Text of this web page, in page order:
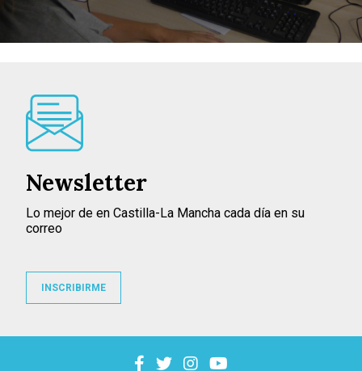
Newsletter
Lo mejor de en Castilla-La Mancha cada día en su
correo
INSCRIBIRME